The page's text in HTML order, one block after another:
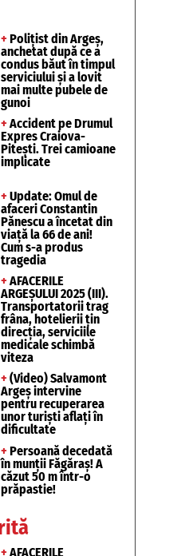
+ Polițist din Argeș,
anchetat după ce a
condus băut în timpul
serviciului și a lovit
mai multe pubele de
gunoi
+ Accident pe Drumul
Expres Craiova-
Pitești. Trei camioane
implicate
+ Update: Omul de
afaceri Constantin
Pănescu a încetat din
viață la 66 de ani!
Cum s-a produs
tragedia
+ AFACERILE
ARGEȘULUI 2025 (III).
Transportatorii trag
frâna, hotelierii țin
direcția, serviciile
medicale schimbă
viteza
+ (Video) Salvamont
Argeș intervine
pentru recuperarea
unor turişti aflaţi în
dificultate
+ Persoană decedată
în munții Făgăraș! A
căzut 50 m într-o
prăpastie!
+ AFACERILE